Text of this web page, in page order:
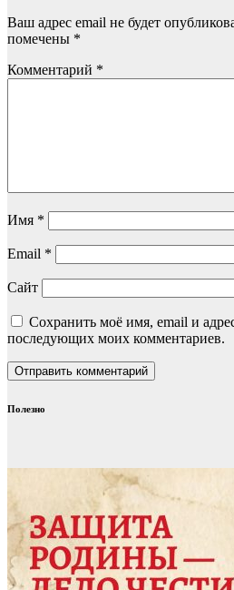
Ваш адрес email не будет
помечены *
Комментарий *
Имя *
Email *
Сайт
Сохранить моё имя, email и
последующих моих комментариев.
Полезно